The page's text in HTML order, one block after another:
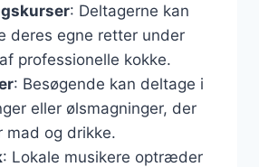
: Deltagerne kan
deres egne retter under
professionelle kokke.
: Besøgende kan deltage i
eller ølsmagninger, der
mad og drikke.
: Lokale musikere optræder